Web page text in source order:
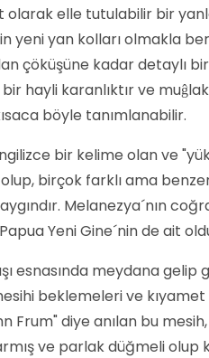
elle tutulabilir bir
yeni yan kolları olmakla
çöküşüne kadar detaylı
bir hayli karanlıktır ve
böyle tanımlanabilir.
bir kelime olan ve
olup, birçok farklı ama
Melanezya´nın
Yeni Gine´nin de ait
esnasında meydana
beklemeleri ve
Frum" diye anılan bu
ve parlak düğmeli